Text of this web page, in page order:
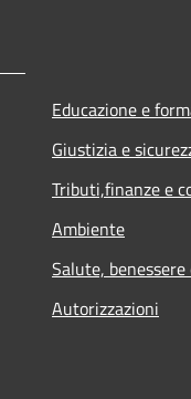
Educazione e
Giustizia e
Tributi,finanze e
Ambiente
Salute,
Autorizzazioni